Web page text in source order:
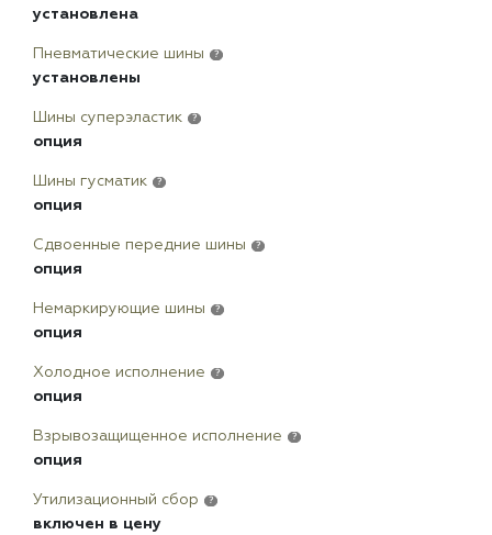
установлена
Пневматические шины ?
установлены
Шины суперэластик ?
опция
Шины гусматик ?
опция
Сдвоенные передние шины ?
опция
Немаркирующие шины ?
опция
Холодное исполнение ?
опция
Взрывозащищенное исполнение ?
опция
Утилизационный сбор ?
включен в цену